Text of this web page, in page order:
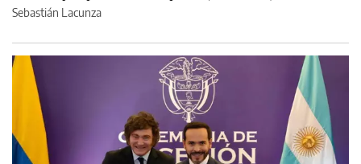
Sebastián Lacunza